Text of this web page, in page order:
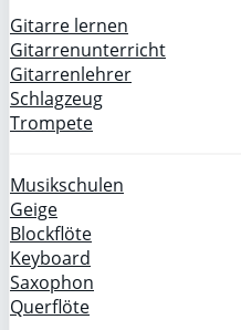
Gitarre lernen
Gitarrenunterricht
Gitarrenlehrer
Schlagzeug
Trompete
Musikschulen
Geige
Blockflöte
Keyboard
Saxophon
Querflöte